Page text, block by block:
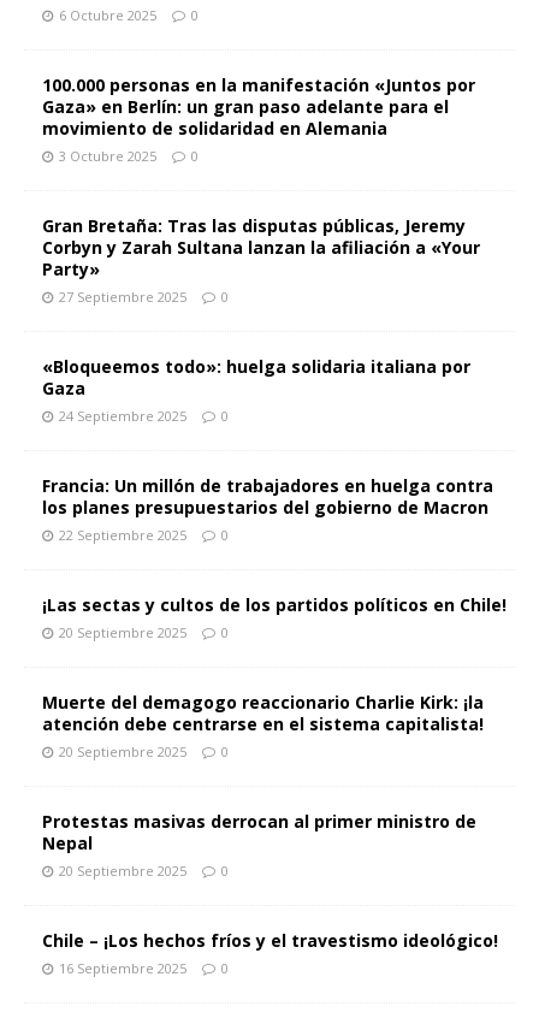
6 Octubre 2025 0
100.000 personas en la manifestación «Juntos por
Gaza» en Berlín: un gran paso adelante para el
movimiento de solidaridad en Alemania
3 Octubre 2025 0
Gran Bretaña: Tras las disputas públicas, Jeremy
Corbyn y Zarah Sultana lanzan la afiliación a «Your
Party»
27 Septiembre 2025 0
«Bloqueemos todo»: huelga solidaria italiana por
Gaza
24 Septiembre 2025 0
Francia: Un millón de trabajadores en huelga contra
los planes presupuestarios del gobierno de Macron
22 Septiembre 2025 0
¡Las sectas y cultos de los partidos políticos en Chile!
20 Septiembre 2025 0
Muerte del demagogo reaccionario Charlie Kirk: ¡la
atención debe centrarse en el sistema capitalista!
20 Septiembre 2025 0
Protestas masivas derrocan al primer ministro de
Nepal
20 Septiembre 2025 0
Chile – ¡Los hechos fríos y el travestismo ideológico!
16 Septiembre 2025 0